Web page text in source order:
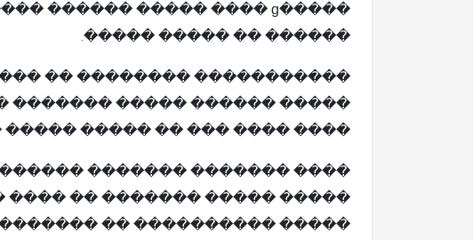
����� ������ ������� ��
������ �� ����� �����.
�� ������ ������ �� ������
���� ��� ������� ����
���� ��� �� ����� ����� ���.
������ ���� ��� ��� �����
�� ���� ����� ��� ��������
���������� �� �������.